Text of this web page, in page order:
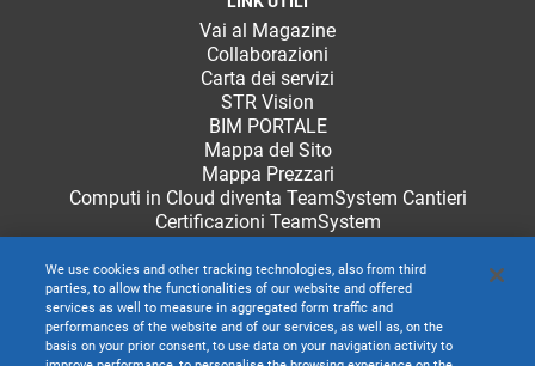
Vai al Magazine
Collaborazioni
Carta dei servizi
STR Vision
BIM PORTALE
Mappa del Sito
Mappa Prezzari
Computi in Cloud diventa TeamSystem Cantieri
Certificazioni TeamSystem
We use cookies and other tracking technologies, also from third
parties, to allow the functionalities of our website and offered
services as well to measure in aggregated form traffic and
performances of the website and of our services, as well as, on the
basis on your prior consent, to use data on your navigation activity to